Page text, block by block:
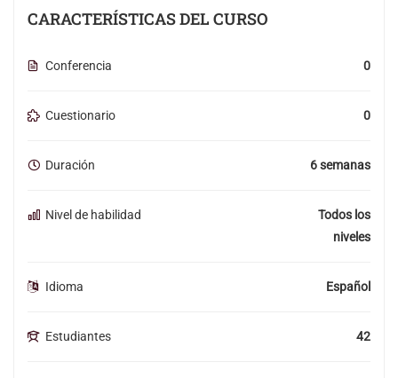
CARACTERÍSTICAS DEL CURSO
Conferencia 0
Cuestionario 0
Duración 6 semanas
Nivel de habilidad
Todos los
niveles
Idioma Español
Estudiantes 42